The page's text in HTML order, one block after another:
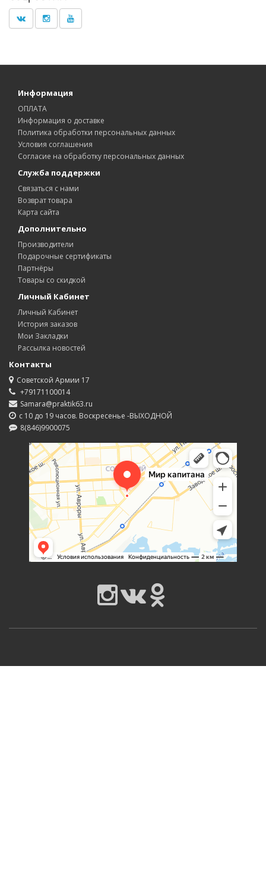
Информация
ОПЛАТА
Информация о доставке
Политика обработки персональных данных
Условия соглашения
Согласие на обработку персональных данных
Служба поддержки
Связаться с нами
Возврат товара
Карта сайта
Дополнительно
Производители
Подарочные сертификаты
Партнёры
Товары со скидкой
Личный Кабинет
Личный Кабинет
История заказов
Мои Закладки
Рассылка новостей
Контакты
Советской Армии 17
+79171100014
Samara@praktik63.ru
с 10 до 19 часов. Воскресенье -ВЫХОДНОЙ
8(846)9900075